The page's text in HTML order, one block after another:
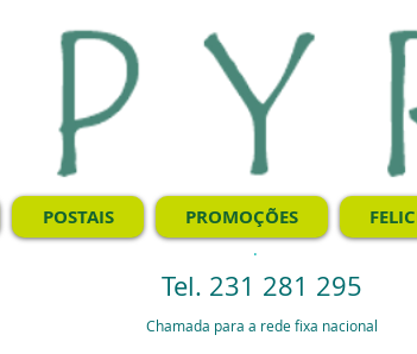
POSTAIS PROMOÇÕES
.
Tel. 231 281 295
Chamada para a rede fixa nacional